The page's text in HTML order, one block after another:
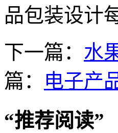
品包装设计
下一篇： 水
篇：
电子产
“推荐阅读”